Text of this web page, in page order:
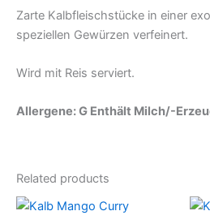
Zarte Kalbfleischstücke in einer
speziellen Gewürzen verfeinert.
Wird mit Reis serviert.
Allergene: G Enthält Milch/-
Related products